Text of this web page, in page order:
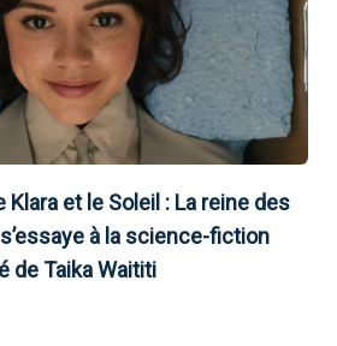
Klara et le Soleil : La reine des
à la science-fiction
de Taika Waititi